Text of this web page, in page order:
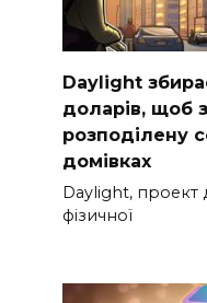
Daylight
доларів, щоб
розподілену
домівках
Daylight, проект
фізичної